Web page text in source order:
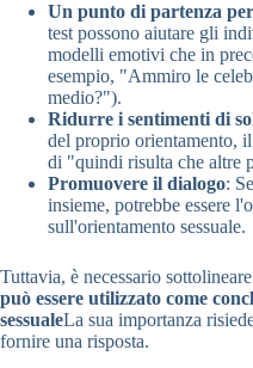
Un punto di partenza
test possono aiutare gli
modelli emotivi che in
esempio, "Ammiro le
medio?").
Ridurre i sentimenti di
del proprio orientamento,
di "quindi risulta che altre
Promuovere il dialogo:
insieme, potrebbe essere
sull'orientamento sessuale.
Tuttavia, è necessario
può essere utilizzato come
sessualeLa sua importanza
fornire una risposta.